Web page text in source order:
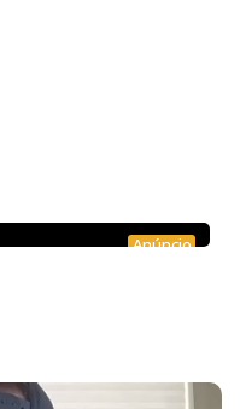
Anúncio